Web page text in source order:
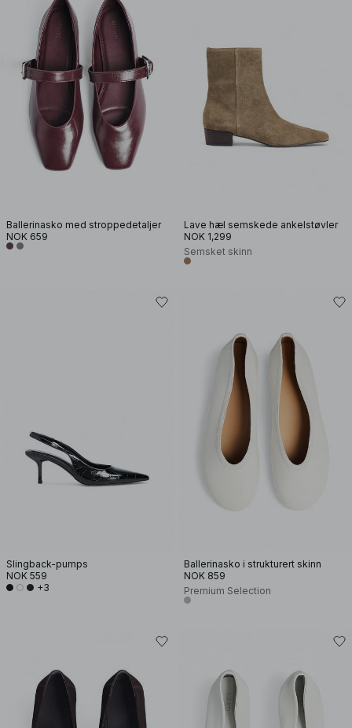
Ballerinasko med stroppedetaljer
NOK 659
Lave hæl semskede ankelstøvler
NOK 1,299
Semsket skinn
Slingback-pumps
NOK 559
+3
Ballerinasko i strukturert skinn
NOK 859
Premium Selection